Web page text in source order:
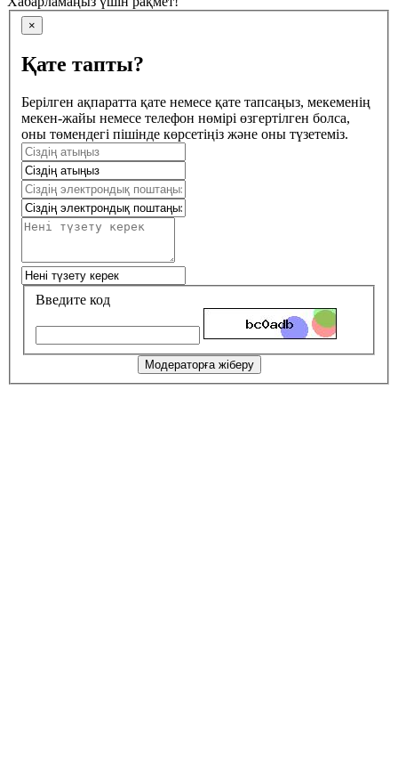
×
Қате тапты?
Берілген ақпаратта қате немесе қате тапсаңыз, мекеменің
мекен-жайы немесе телефон нөмірі өзгертілген болса,
оны төмендегі пішінде көрсетіңіз және оны түзетеміз.
Введите код
Модераторға жіберу